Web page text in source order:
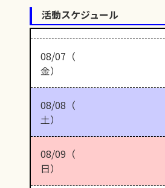
活動スケジュール
08/07（
金）
08/08（
土）
08/09（
日）